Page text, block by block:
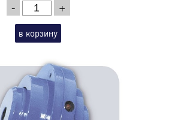
- +
в корзину